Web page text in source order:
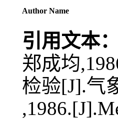
Author Name
引用文本：
郑成均
检验[J].气